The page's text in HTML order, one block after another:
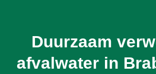
Duurzaam
afvalwater in